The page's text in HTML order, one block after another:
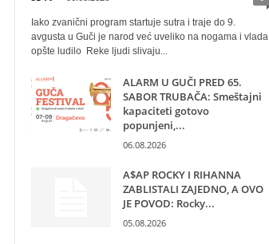
Iako zvanični program startuje sutra i traje do 9.
avgusta u Guči je narod već uveliko na nogama i vlada
opšte ludilo Reke ljudi slivaju...
ALARM U GUČI PRED 65.
SABOR TRUBAČA: Smeštajni
kapaciteti gotovo
popunjeni,...
06.08.2026
A$AP ROCKY I RIHANNA
ZABLISTALI ZAJEDNO, A OVO
JE POVOD: Rocky...
05.08.2026